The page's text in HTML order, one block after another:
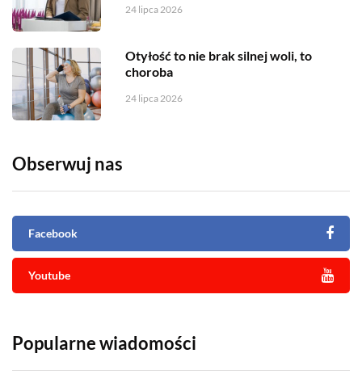
24 lipca 2026
Otyłość to nie brak silnej woli, to
choroba
24 lipca 2026
Obserwuj nas
Facebook
Youtube
Popularne wiadomości